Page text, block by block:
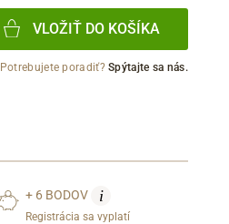
VLOŽIŤ DO KOŠÍKA
Potrebujete poradiť?Spýtajte sa nás.
+ 6 BODOV i
Registrácia sa vyplatí